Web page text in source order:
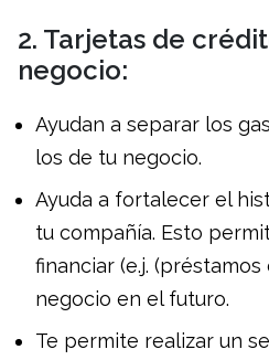
2. Tarjetas de
negocio:
Ayudan a separar los
los de tu negocio.
Ayuda a fortalecer el
tu compañía. Esto
financiar (e.j.
negocio en el futuro.
Te permite realizar un